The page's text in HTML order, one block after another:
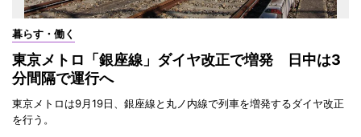
暮らす・働く
東京メトロ「銀座線」ダイヤ改正で増発 日中は3
分間隔で運行へ
東京メトロは9月19日、銀座線と丸ノ内線で列車を増発するダイヤ改正
を行う。